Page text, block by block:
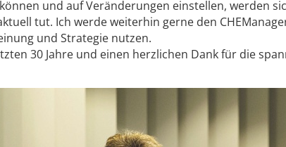
und auf Veränderungen einstellen, werden
tut. Ich werde weiterhin gerne den
und Strategie nutzen.
30 Jahre und einen herzlichen Dank für die